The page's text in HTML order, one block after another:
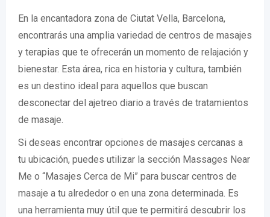
En la encantadora zona de Ciutat Vella, Barcelona,
encontrarás una amplia variedad de centros de masajes
y terapias que te ofrecerán un momento de relajación y
bienestar. Esta área, rica en historia y cultura, también
es un destino ideal para aquellos que buscan
desconectar del ajetreo diario a través de tratamientos
de masaje.
Si deseas encontrar opciones de masajes cercanas a
tu ubicación, puedes utilizar la sección Massages Near
Me o “Masajes Cerca de Mi” para buscar centros de
masaje a tu alrededor o en una zona determinada. Es
una herramienta muy útil que te permitirá descubrir los